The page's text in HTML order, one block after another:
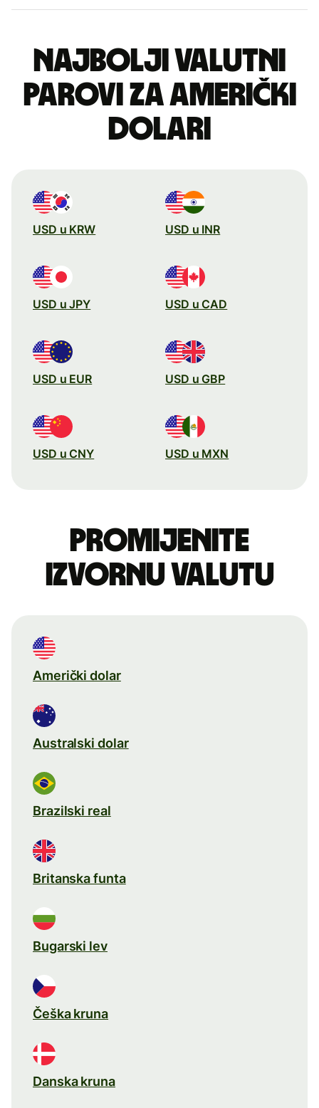
Najbolji valutni
parovi za američki
dolari
USD u KRW USD u INR
USD u JPY USD u CAD
USD u EUR USD u GBP
USD u CNY USD u MXN
Promijenite
izvornu valutu
Američki dolar
Australski dolar
Brazilski real
Britanska funta
Bugarski lev
Češka kruna
Danska kruna